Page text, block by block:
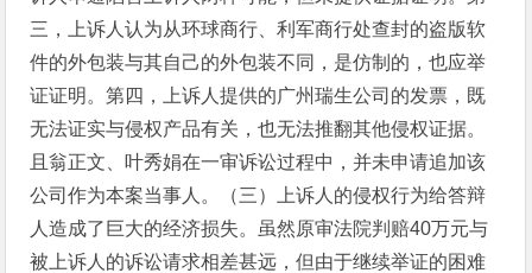
三，上诉人认为从环球商行、利军商行处查封的盗版软
件的外包装与其自己的外包装不同，是仿制的，也应举
证证明。第四，上诉人提供的广州瑞生公司的发票，既
无法证实与侵权产品有关，也无法推翻其他侵权证据。
且翁正文、叶秀娟在一审诉讼过程中，并未申请追加该
公司作为本案当事人。（三）上诉人的侵权行为给答辩
人造成了巨大的经济损失。虽然原审法院判赔40万元与
被上诉人的诉讼请求相差甚远，但由于继续举证的困难